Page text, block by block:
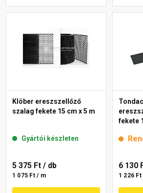
Klöber ereszszellőző
szalag fekete 15 cm x 5 m
Gyártói készleten
5 375 Ft / db
1 075 Ft / m
fekete
6 130
1 226